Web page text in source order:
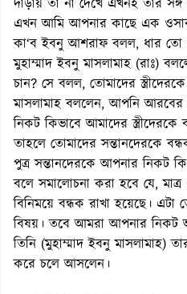
দাঁড়ায় তা না দেখে এখনই তাঁর
এখন আমি আপনার কাছে এক
কা‘ব ইবনু আশরাফ বলল, ধার তো
মুহাম্মাদ ইবনু মাসলামাহ (রাঃ)
চান? সে বলল, তোমাদের
মাসলামাহ বললেন, আপনি
নিকট কিভাবে আমাদের
তাহলে তোমাদের সন্তানদেরকে
পুত্র সন্তানদেরকে আপনার নিকট
বলে সমালোচনা করা হবে যে,
বিনিময়ে বন্ধক রাখা হয়েছে।
বিষয়। তবে আমরা আপনার নিকট
তিনি (মুহাম্মাদ ইবনু মাসলামাহ)
করে চলে আসলেন।